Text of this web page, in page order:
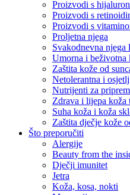
Proizvodi s
Proizvodi s
Proizvodi s
Proljetna njega
Svakodnevna njega
Umorna i beživotna
Zaštita kože od
Netolerantna i
Nutrijenti za
Zdrava i lijepa koža
Suha koža i koža
Zaštita dječje kože
Što preporučiti
Alergije
Beauty from the
Dječji imunitet
Jetra
Koža, kosa, nokti